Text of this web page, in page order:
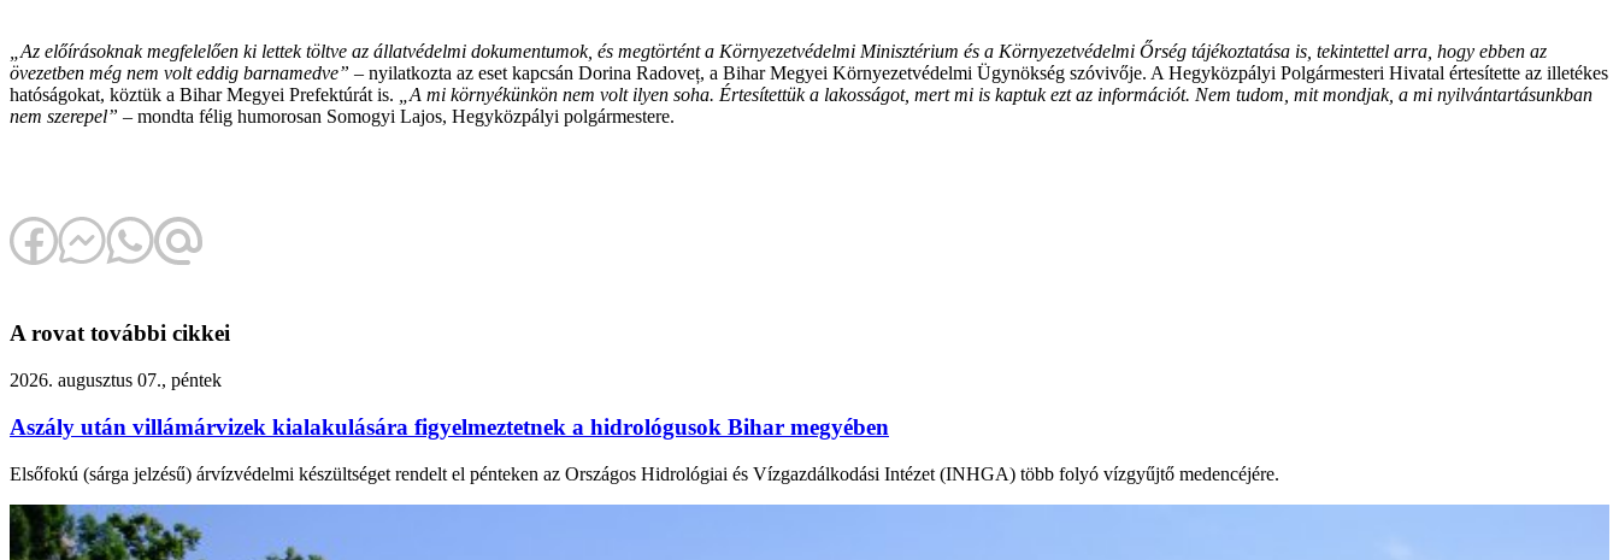
„Az előírásoknak megfelelően ki lettek töltve az állatvédelmi dokumentumok, és megtörtént a Környezetvédelmi Minisztérium és a Környezetvédelmi Őrség tájékoztatása is, tekintettel arra, hogy ebben az
övezetben még nem volt eddig barnamedve” – nyilatkozta az eset kapcsán Dorina Radoveț, a Bihar Megyei Környezetvédelmi Ügynökség szóvivője. A Hegyközpályi Polgármesteri Hivatal értesítette az illetékes
hatóságokat, köztük a Bihar Megyei Prefektúrát is.
„A mi környékünkön nem volt ilyen soha. Értesítettük a lakosságot, mert mi is kaptuk ezt az információt. Nem tudom, mit mondjak, a mi nyilvántartásunkban
nem szerepel” – mondta félig humorosan Somogyi Lajos, Hegyközpályi polgármestere.
A rovat további cikkei
2026. augusztus 07., péntek
Aszály után villámárvizek kialakulására figyelmeztetnek a hidrológusok Bihar megyében
Elsőfokú (sárga jelzésű) árvízvédelmi készültséget rendelt el pénteken az Országos Hidrológiai és Vízgazdálkodási Intézet (INHGA) több folyó vízgyűjtő medencéjére.